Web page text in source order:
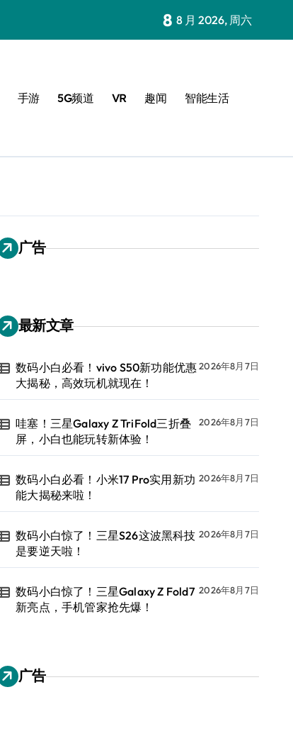
8 8 月 2026, 周六
手游 5G频道 VR 趣闻 智能生活
广告
最新文章
数码小白必看！vivo S50新功能优惠
大揭秘，高效玩机就现在！
2026年8月7日
哇塞！三星Galaxy Z TriFold三折叠
屏，小白也能玩转新体验！
2026年8月7日
数码小白必看！小米17 Pro实用新功
能大揭秘来啦！
2026年8月7日
数码小白惊了！三星S26这波黑科技
是要逆天啦！
2026年8月7日
数码小白惊了！三星Galaxy Z Fold7
新亮点，手机管家抢先爆！
2026年8月7日
广告